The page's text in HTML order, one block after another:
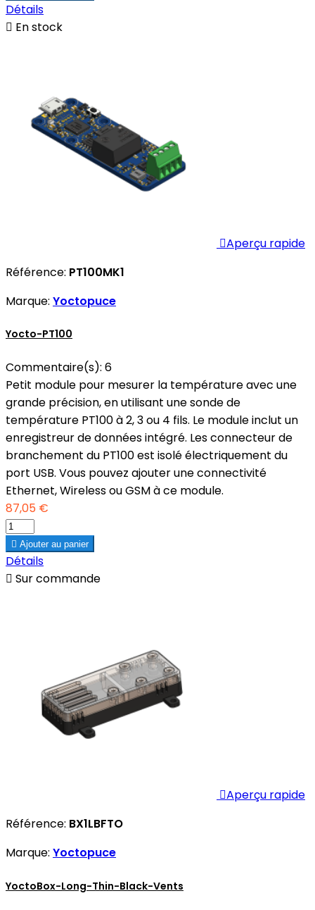
Détails
 En stock
Aperçu rapide
Référence: PT100MK1
Marque: Yoctopuce
Yocto-PT100
Commentaire(s): 6
Petit module pour mesurer la température avec une
grande précision, en utilisant une sonde de
température PT100 à 2, 3 ou 4 fils. Le module inclut un
enregistreur de données intégré. Les connecteur de
branchement du PT100 est isolé électriquement du
port USB. Vous pouvez ajouter une connectivité
Ethernet, Wireless ou GSM à ce module.
87,05 €
 Ajouter au panier
Détails
 Sur commande
Aperçu rapide
Référence: BX1LBFTO
Marque: Yoctopuce
YoctoBox-Long-Thin-Black-Vents